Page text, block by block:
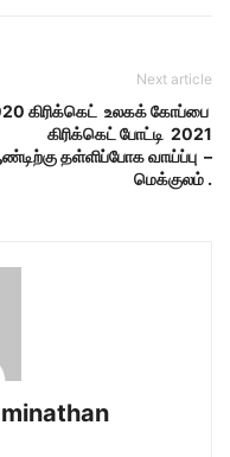
Next article
கிரிக்கெட் உலகக் கோப்பை
கிரிக்கெட் போட்டி 2021
தள்ளிப்போக வாய்ப்பு –
மெக்குலம் .